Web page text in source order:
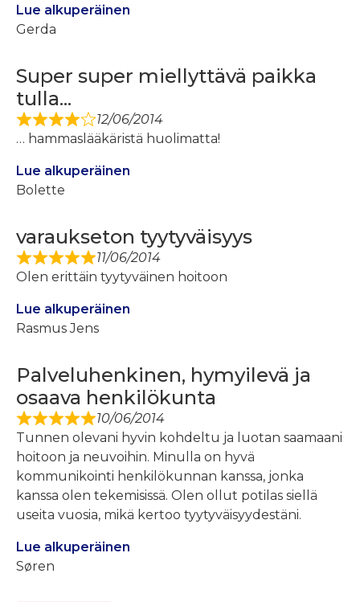
Lue alkuperäinen
Gerda
Super super miellyttävä paikka
tulla...
12/06/2014
… hammaslääkäristä huolimatta!
Lue alkuperäinen
Bolette
varaukseton tyytyväisyys
11/06/2014
Olen erittäin tyytyväinen hoitoon
Lue alkuperäinen
Rasmus Jens
Palveluhenkinen, hymyilevä ja
osaava henkilökunta
10/06/2014
Tunnen olevani hyvin kohdeltu ja luotan saamaani
hoitoon ja neuvoihin. Minulla on hyvä
kommunikointi henkilökunnan kanssa, jonka
kanssa olen tekemisissä. Olen ollut potilas siellä
useita vuosia, mikä kertoo tyytyväisyydestäni.
Lue alkuperäinen
Søren